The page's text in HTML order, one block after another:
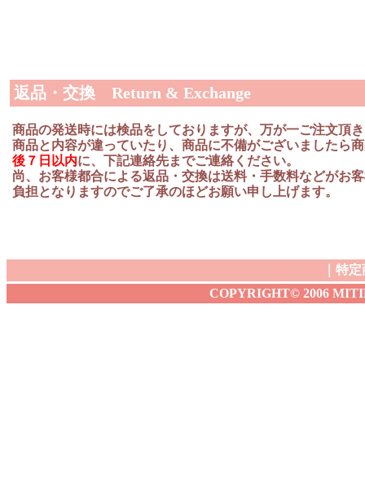
返品・交換 Return & Exchange
商品の発送時には検品をしておりますが、万が一ご注文頂
商品と内容が違っていたり、商品に不備がございましたら
後７日以内に、下記連絡先までご連絡ください。
尚、お客様都合による返品・交換は送料・手数料などがお
負担となりますのでご了承のほどお願い申し上げます。
特定
COPYRIGHT© 2006